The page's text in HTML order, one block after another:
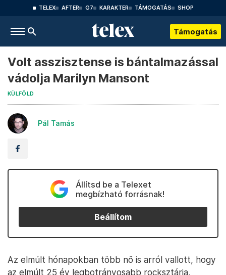
TELEX AFTER G7 KARAKTER TÁMOGATÁS SHOP
Támogatás
Volt asszisztense is bántalmazással
vádolja Marilyn Mansont
KÜLFÖLD
Pál Tamás
Állítsd be a Telexet
megbízható forrásnak!
Beállítom
Az elmúlt hónapokban több nő is arról vallott, hogy
az elmúlt 25 év legbotrányosabb rocksztárja,